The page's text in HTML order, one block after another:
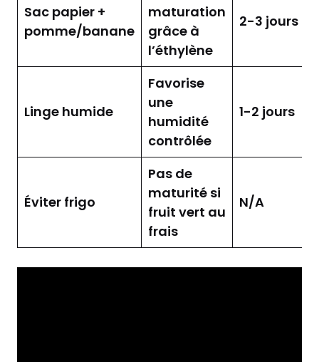
Sac papier +
pomme/banane
maturation
grâce à
l’éthylène
2-3 jours
Linge humide
Favorise
une
humidité
contrôlée
1-2 jours
Éviter frigo
Pas de
maturité si
fruit vert au
frais
N/A